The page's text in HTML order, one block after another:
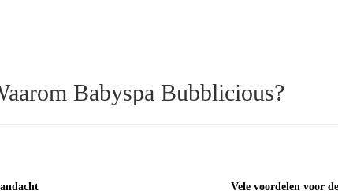
Babyspa Bubblicious?
Vele voordelen voor de